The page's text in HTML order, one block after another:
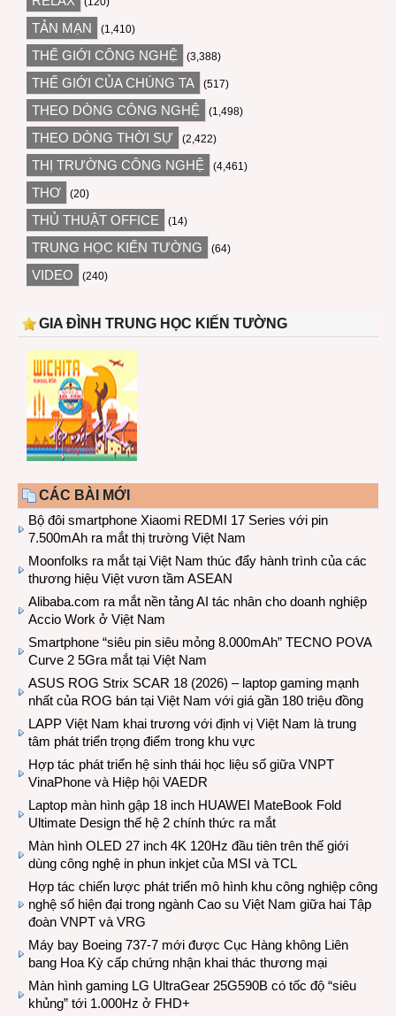
TẢN MẠN (1,410)
THẾ GIỚI CÔNG NGHỆ (3,388)
THẾ GIỚI CỦA CHÚNG TA (517)
THEO DÒNG CÔNG NGHỆ (1,498)
THEO DÒNG THỜI SỰ (2,422)
THỊ TRƯỜNG CÔNG NGHỆ (4,461)
THƠ (20)
THỦ THUẬT OFFICE (14)
TRUNG HỌC KIẾN TƯỜNG (64)
VIDEO (240)
GIA ĐÌNH TRUNG HỌC KIẾN TƯỜNG
CÁC BÀI MỚI
Bộ đôi smartphone Xiaomi REDMI 17 Series với pin
7.500mAh ra mắt thị trường Việt Nam
Moonfolks ra mắt tại Việt Nam thúc đẩy hành trình của các
thương hiệu Việt vươn tầm ASEAN
Alibaba.com ra mắt nền tảng AI tác nhân cho doanh nghiệp
Accio Work ở Việt Nam
Smartphone “siêu pin siêu mỏng 8.000mAh” TECNO POVA
Curve 2 5Gra mắt tại Việt Nam
ASUS ROG Strix SCAR 18 (2026) – laptop gaming mạnh
nhất của ROG bán tại Việt Nam với giá gần 180 triệu đồng
LAPP Việt Nam khai trương với định vị Việt Nam là trung
tâm phát triển trọng điểm trong khu vực
Hợp tác phát triển hệ sinh thái học liệu số giữa VNPT
VinaPhone và Hiệp hội VAEDR
Laptop màn hình gập 18 inch HUAWEI MateBook Fold
Ultimate Design thế hệ 2 chính thức ra mắt
Màn hình OLED 27 inch 4K 120Hz đầu tiên trên thế giới
dùng công nghệ in phun inkjet của MSI và TCL
Hợp tác chiến lược phát triển mô hình khu công nghiệp công
nghệ số hiện đại trong ngành Cao su Việt Nam giữa hai Tập
đoàn VNPT và VRG
Máy bay Boeing 737-7 mới được Cục Hàng không Liên
bang Hoa Kỳ cấp chứng nhận khai thác thương mại
Màn hình gaming LG UltraGear 25G590B có tốc độ “siêu
khủng” tới 1.000Hz ở FHD+